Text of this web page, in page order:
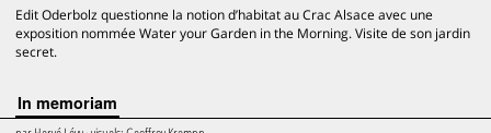
Edit Oderbolz questionne la notion d’habitat au Crac Alsace avec une
exposition nommée Water your Garden in the Morning. Visite de son jardin
secret.
In memoriam